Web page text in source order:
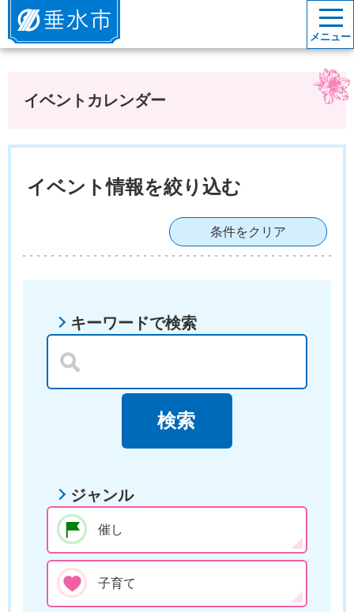
垂水市
メニュー
イベントカレンダー
イベント情報を絞り込む
条件をクリア
キーワードで検索
ジャンル
催し
子育て